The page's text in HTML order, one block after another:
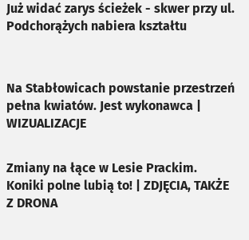
Już widać zarys ścieżek - skwer przy ul.
Podchorążych nabiera kształtu
karcie
Na Stabłowicach powstanie przestrzeń
pełna kwiatów. Jest wykonawca |
WIZUALIZACJE
karcie
Zmiany na łące w Lesie Prackim.
Koniki polne lubią to! | ZDJĘCIA, TAKŻE
Z DRONA
karcie